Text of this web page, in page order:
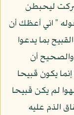
ليحبطن
وقوله " اني أعظك أن
بما يدعوا
أن
يكون قبيحا
لم يكن قبيحا
الذم عليه